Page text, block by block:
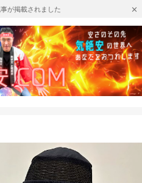
が掲載されました